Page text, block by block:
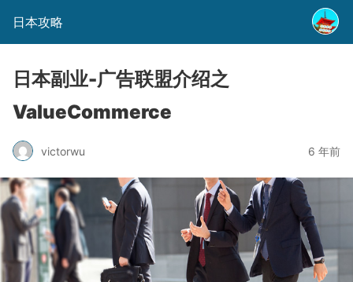
日本攻略
日本副业-广告联盟介绍之
ValueCommerce
victorwu 6 年前